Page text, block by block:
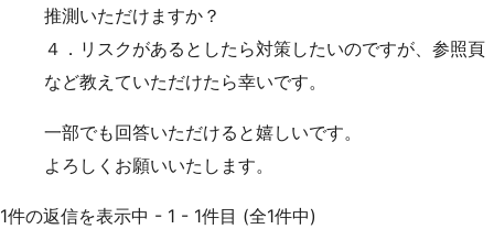
推測いただけますか？
４．リスクがあるとしたら対策したいのですが、参照頁
など教えていただけたら幸いです。
一部でも回答いただけると嬉しいです。
よろしくお願いいたします。
1件の返信を表示中 - 1 - 1件目 (全1件中)